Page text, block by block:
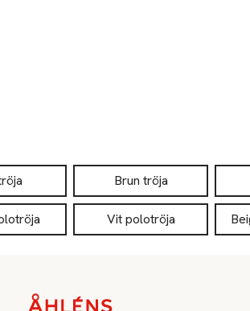
Brun tröja
Vit polotröja